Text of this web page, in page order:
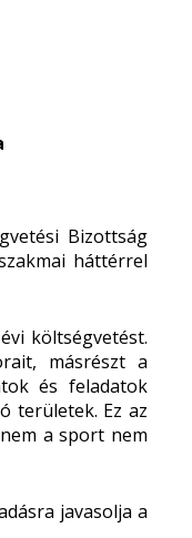
Bizottság
háttérrel
költségvetést.
másrészt a
és feladatok
területek. Ez az
a sport nem
javasolja a